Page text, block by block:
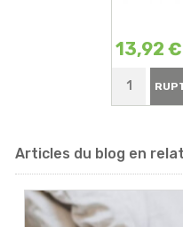
13,92
Articles du blog en